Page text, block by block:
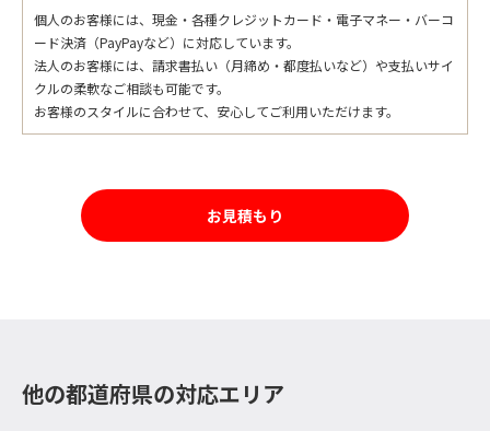
個人のお客様には、現金・各種クレジットカード・電子マネー・バーコ
ード決済（PayPayなど）に対応しています。
法人のお客様には、請求書払い（月締め・都度払いなど）や支払いサイ
クルの柔軟なご相談も可能です。
お客様のスタイルに合わせて、安心してご利用いただけます。
お見積もり
他の都道府県の対応エリア